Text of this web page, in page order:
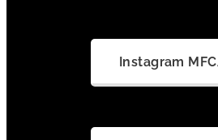
Instagram